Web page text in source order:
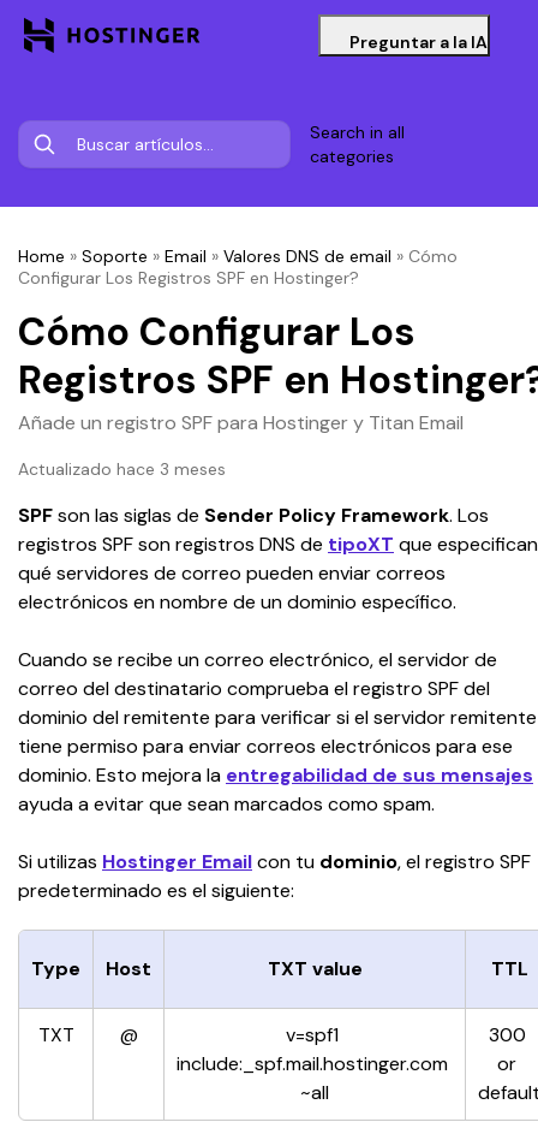
Preguntar a la IA
Search in all
categories
Home » Soporte » Email » Valores DNS de email » Cómo
Configurar Los Registros SPF en Hostinger?
Cómo Configurar Los
Registros SPF en
Añade un registro SPF para Hostinger y Titan Email
Actualizado hace 3 meses
SPF son las siglas de Sender Policy Framework. Los
registros SPF son registros DNS de tipoXT que
qué servidores de correo pueden enviar correos
electrónicos en nombre de un dominio específico.
Cuando se recibe un correo electrónico, el servidor de
correo del destinatario comprueba el registro SPF del
dominio del remitente para verificar si el servidor
tiene permiso para enviar correos electrónicos para ese
dominio. Esto mejora la entregabilidad de sus mensajes
ayuda a evitar que sean marcados como spam.
Si utilizas Hostinger Emailcon tu dominio, el registro SPF
predeterminado es el siguiente:
Type Host TXT value TTL
TXT @
v=spf1
include:_spf.mail.hostinger.com
~all
300
or